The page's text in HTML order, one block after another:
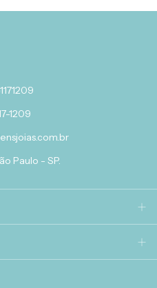
1209
Paulo - SP.